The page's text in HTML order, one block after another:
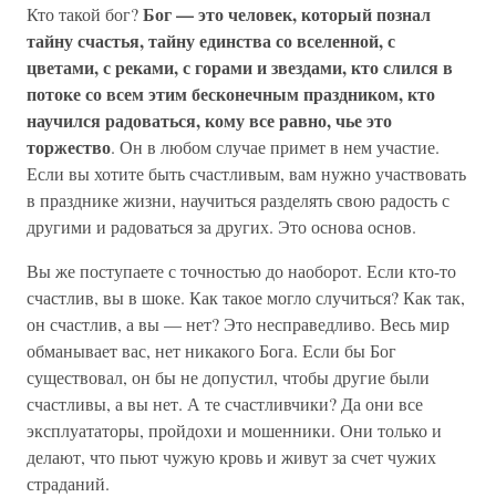
Кто такой бог?Бог — это человек, который познал
тайну счастья, тайну единства со вселенной, с
цветами, с реками, с горами и звездами, кто слился в
потоке со всем этим бесконечным праздником, кто
научился радоваться, кому все равно, чье это
торжество. Он в любом случае примет в нем участие.
Если вы хотите быть счастливым, вам нужно участвовать
в празднике жизни, научиться разделять свою радость с
другими и радоваться за других. Это основа основ.
Вы же поступаете с точностью до наоборот. Если кто-то
счастлив, вы в шоке. Как такое могло случиться? Как так,
он счастлив, а вы — нет? Это несправедливо. Весь мир
обманывает вас, нет никакого Бога. Если бы Бог
существовал, он бы не допустил, чтобы другие были
счастливы, а вы нет. А те счастливчики? Да они все
эксплуататоры, пройдохи и мошенники. Они только и
делают, что пьют чужую кровь и живут за счет чужих
страданий.